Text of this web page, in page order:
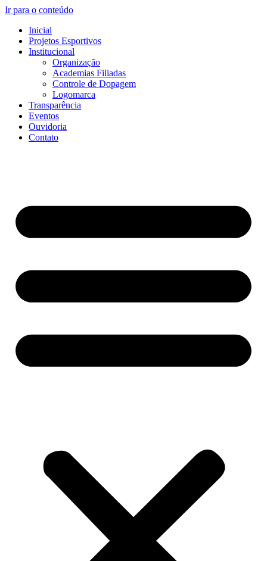
Ir para o conteúdo
Inicial
Projetos Esportivos
Institucional
Organização
Academias Filiadas
Controle de Dopagem
Logomarca
Transparência
Eventos
Ouvidoria
Contato